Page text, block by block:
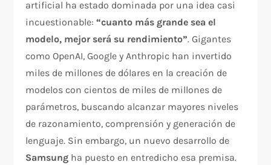
artificial ha estado dominada por una idea casi
incuestionable:“cuanto más grande sea el
modelo, mejor será su rendimiento”. Gigantes
como OpenAI, Google y Anthropic han invertido
miles de millones de dólares en la creación de
modelos con cientos de miles de millones de
parámetros, buscando alcanzar mayores niveles
de razonamiento, comprensión y generación de
lenguaje. Sin embargo, un nuevo desarrollo de
Samsung ha puesto en entredicho esa premisa.